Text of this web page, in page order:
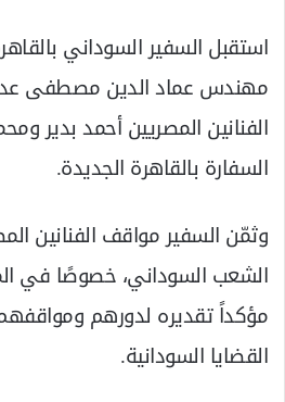
استقبل السفير السوداني
مهندس عماد الدين مصطفى
الفنانين المصريين أحمد بدير
السفارة بالقاهرة الجديدة.
وثمّن السفير مواقف الفنانين
الشعب السوداني، خصوصًا في
مؤكداً تقديره لدورهم
القضايا السودانية.